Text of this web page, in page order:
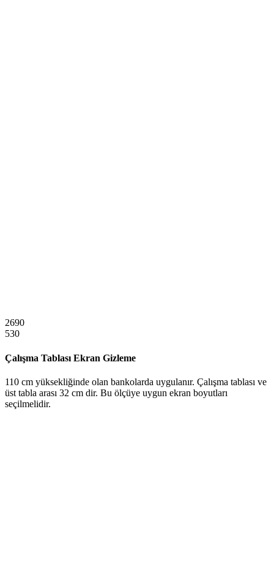
2690
530
Çalışma Tablası Ekran Gizleme
110 cm yüksekliğinde olan bankolarda uygulanır. Çalışma tablası ve
üst tabla arası 32 cm dir. Bu ölçüye uygun ekran boyutları
seçilmelidir.